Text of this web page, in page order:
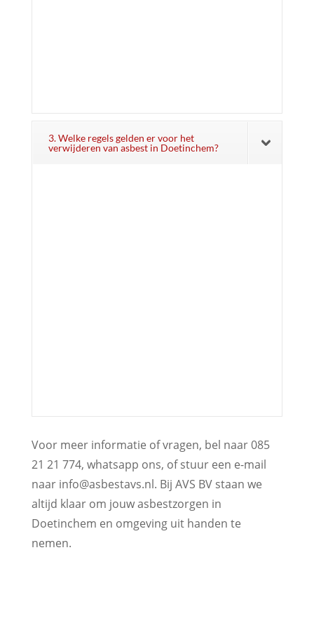
3. Welke regels gelden er voor het
verwijderen van asbest in Doetinchem?
Voor meer informatie of vragen, bel naar 085
21 21 774, whatsapp ons, of stuur een e-mail
naar info@asbestavs.nl. Bij AVS BV staan we
altijd klaar om jouw asbestzorgen in
Doetinchem en omgeving uit handen te
nemen.